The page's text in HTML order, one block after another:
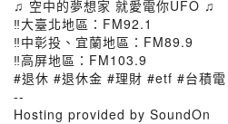
♫ 空中的夢想家 就愛電你UFO ♫
‼️大臺北地區：FM92.1
‼️中彰投、宜蘭地區：FM89.9
‼️高屏地區：FM103.9
#退休 #退休金 #理財 #etf #台積電
--
Hosting provided by SoundOn